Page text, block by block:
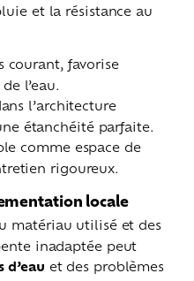
et la résistance au
courant, favorise
l’eau.
l’architecture
étanchéité parfaite.
comme espace de
rigoureux.
locale
matériau utilisé et des
inadaptée peut
et des problèmes